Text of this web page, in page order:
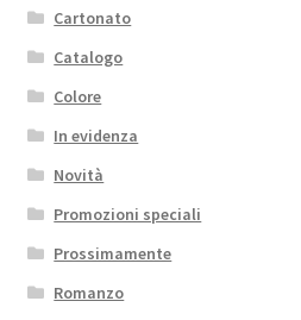
Cartonato
Catalogo
Colore
In evidenza
Novità
Promozioni speciali
Prossimamente
Romanzo